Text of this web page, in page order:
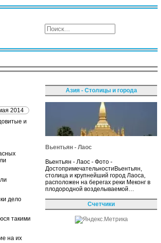
2014
и
дело
такими
на их
Азия - Столицы и города
Вьентьян - Лаос
Вьентьян - Лаос - Фото -
ДостопримечательностиВьентьян,
столица и крупнейший город Лаоса,
расположен на берегах реки Меконг в
плодородной возделываемой…
Счетчики